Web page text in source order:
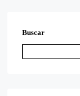
Buscar